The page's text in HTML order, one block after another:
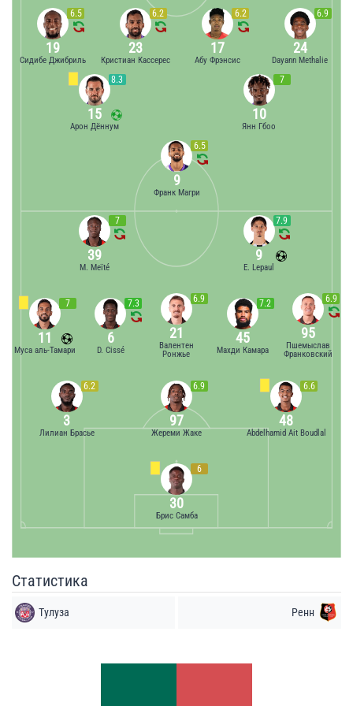
6.9
24
Dayann Methalie
6.2
17
Абу Фрэнсис
6.2
23
Кристиан Кассерес
6.5
19
Сидибе Джибриль
7
10
Янн Гбоо
8.3
15
Арон Дённум
6.5
9
Франк Магри
6
30
Брис Самба
6.2
3
Лилиан Брасье
6.9
97
Жереми Жаке
6.6
48
Abdelhamid Ait Boudlal
7
11
Муса аль-Тамари
7.3
6
D. Cissé
6.9
21
Валентен
Ронжье
7.2
45
Махди Камара
6.9
95
Пшемыслав
Франковский
7
39
M. Meïté
7.9
9
E. Lepaul
Статистика
Тулуза Ренн